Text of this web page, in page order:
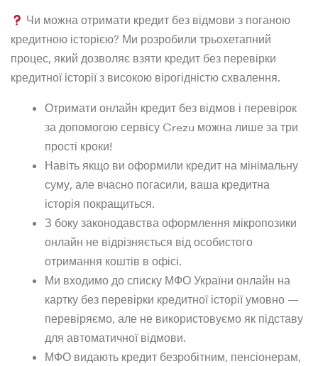
Чи можна отримати кредит без відмови з поганою
кредитною історією? Ми розробили трьохетапний
процес, який дозволяє взяти кредит без перевірки
кредитної історії з високою вірогідністю схвалення.
Отримати онлайн кредит без відмов і перевірок
за допомогою сервісу Crezu можна лише за три
прості кроки!
Навіть якщо ви оформили кредит на мінімальну
суму, але вчасно погасили, ваша кредитна
історія покращиться.
З боку законодавства оформлення мікропозики
онлайн не відрізняється від особистого
отримання коштів в офісі.
Ми входимо до списку МФО України онлайн на
картку без перевірки кредитної історії умовно —
перевіряємо, але не використовуємо як підставу
для автоматичної відмови.
МФО видають кредит безробітним, пенсіонерам,